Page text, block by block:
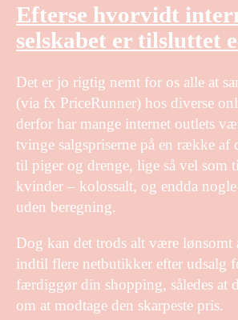
Efterse hvorvidt
selskabet er tilsluttet
Det er jo rigtig nemt for os alle at
(via fx PriceRunner) hos diverse
derfor har mange internet outlets
tvinge salgspriserne på en række af
til piger og drenge, lige så vel som
kvinder – kolossalt, og endda
uden beregning.
Dog kan det trods alt være lønsomt
indtil flere netbutikker efter udsalg
færdiggør din shopping, således at
om at modtage den skarpeste pris.